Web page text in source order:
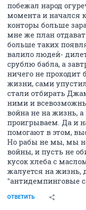
побежал народ
момента и начался
конторы больше
мне же план
больше таких
валило людей-
срублю бабла, а
ничего не проходит
жизни, сами
стали отбирать
ними и
война не на жизнь,
проигрываем. Да и
помогают в этом,
Но рабы не мы, мы
войны, и пусть не
кусок хлеба с
жалуется на жизнь,
"антидемпинговые
ОТВЕТИТЬ